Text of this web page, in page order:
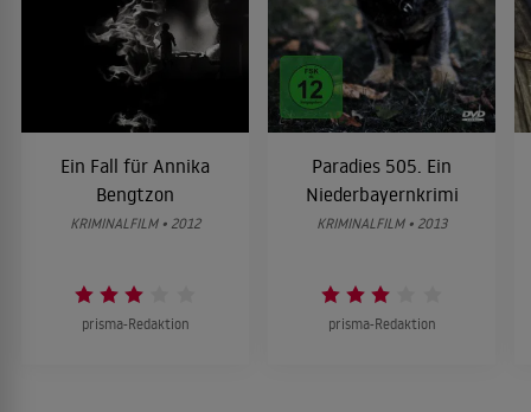
Ein Fall für Annika
Bengtzon
KRIMINALFILM • 2012
prisma-Redaktion
Paradies 505. Ein
Niederbayernkrimi
KRIMINALFILM • 2013
prisma-Redaktion